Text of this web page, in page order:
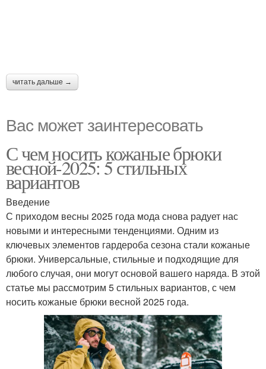
читать дальше →
Вас может заинтересовать
С чем носить кожаные брюки
весной-2025: 5 стильных
вариантов
Введение
С приходом весны 2025 года мода снова радует нас
новыми и интересными тенденциями. Одним из
ключевых элементов гардероба сезона стали кожаные
брюки. Универсальные, стильные и подходящие для
любого случая, они могут основой вашего наряда. В этой
статье мы рассмотрим 5 стильных вариантов, с чем
носить кожаные брюки весной 2025 года.